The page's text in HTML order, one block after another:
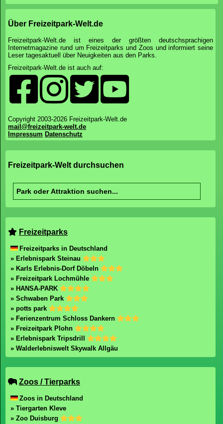
Über Freizeitpark-Welt.de
Freizeitpark-Welt.de ist eines der größten deutschsprachigen
Internetmagazine rund um Freizeitparks und Zoos und informiert seine
Leser tagesaktuell über Neuigkeiten aus den Parks.
Freizeitpark-Welt.de ist auch auf:
Copyright 2003-2026 Freizeitpark-Welt.de
mail@freizeitpark-welt.de
Impressum Datenschutz
Freizeitpark-Welt durchsuchen
Freizeitparks
Freizeitparks in Deutschland
» Erlebnispark Steinau
» Karls Erlebnis-Dorf Döbeln
» Freizeitpark Lochmühle
» HANSA-PARK
» Schwaben Park
» potts park
» Ferienzentrum Schloss Dankern
» Freizeitpark Plohn
» Erlebnispark Tripsdrill
» Walderlebniswelt Skywalk Allgäu
Zoos / Tierparks
Zoos in Deutschland
» Tiergarten Kleve
» Zoo Duisburg